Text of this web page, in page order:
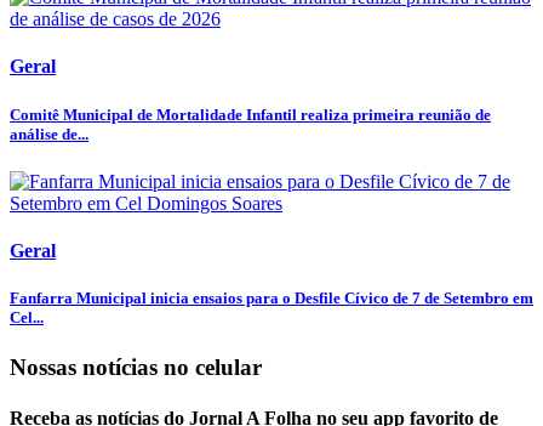
Geral
Comitê Municipal de Mortalidade Infantil realiza primeira reunião de
análise de...
Geral
Fanfarra Municipal inicia ensaios para o Desfile Cívico de 7 de Setembro em
Cel...
Nossas notícias no celular
Receba as notícias do Jornal A Folha no seu app favorito de